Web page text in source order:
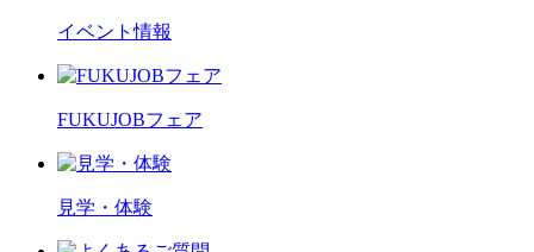
イベント情報
FUKUJOBフェア
見学・体験